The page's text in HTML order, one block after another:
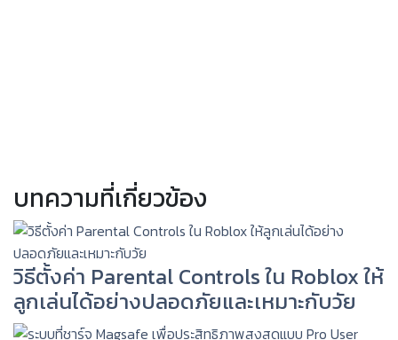
บทความที่เกี่ยวข้อง
วิธีตั้งค่า Parental Controls ใน Roblox ให้
ลูกเล่นได้อย่างปลอดภัยและเหมาะกับวัย